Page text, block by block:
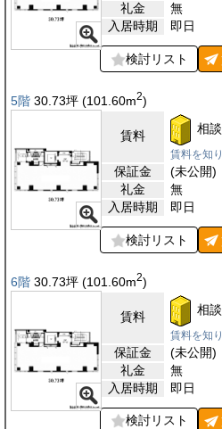
礼金
無
入居時期
即日
検討リスト
5階 30.73坪 (101.60m2)
賃料 相談
賃料を知
保証金
(未公開)
礼金
無
入居時期
即日
検討リスト
6階 30.73坪 (101.60m2)
賃料 相談
賃料を知
保証金
(未公開)
礼金
無
入居時期
即日
検討リスト